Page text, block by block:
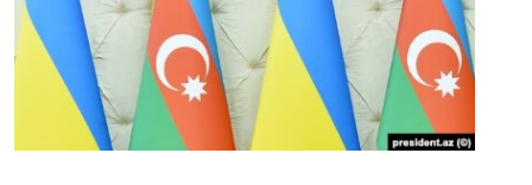
FOTOQALEREYA
İNFOQRAFIKA
KARIKATURA
OXU ZALI
AZƏRBAYCAN ƏDƏBIYYATI KITABXANASI
İSLAM VƏ DEMOKRATIYA
HAQQIMIZDA
MISSIYAMIZ
PEŞƏ ETIKASI VƏ JURNALISTIKA STANDARTLARIMIZ
BIZI IZLƏ